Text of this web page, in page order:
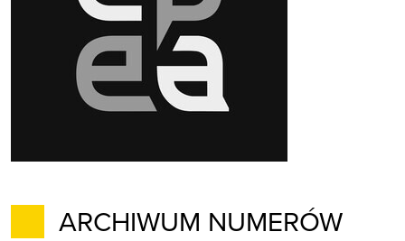
ARCHIWUM NUMERÓW